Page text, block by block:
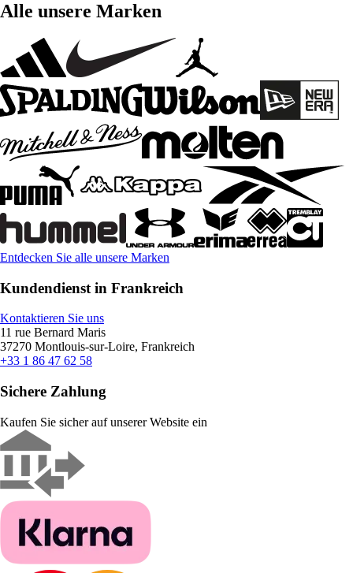
Alle unsere Marken
Entdecken Sie alle unsere Marken
Kundendienst in Frankreich
Kontaktieren Sie uns
11 rue Bernard Maris
37270 Montlouis-sur-Loire, Frankreich
+33 1 86 47 62 58
Sichere Zahlung
Kaufen Sie sicher auf unserer Website ein